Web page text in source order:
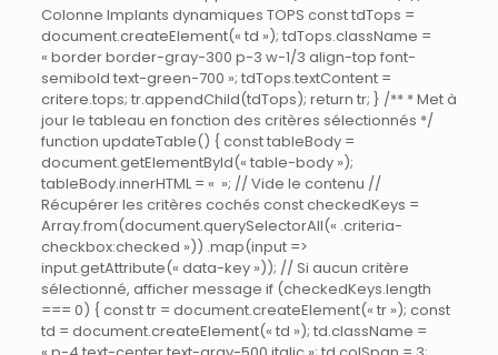
Colonne Implants dynamiques TOPS const tdTops =
document.createElement(« td »); tdTops.className =
« border border-gray-300 p-3 w-1/3 align-top font-
semibold text-green-700 »; tdTops.textContent =
critere.tops; tr.appendChild(tdTops); return tr; } /** * Met à
jour le tableau en fonction des critères sélectionnés */
function updateTable() { const tableBody =
document.getElementById(« table-body »);
tableBody.innerHTML = « »; // Vide le contenu //
Récupérer les critères cochés const checkedKeys =
Array.from(document.querySelectorAll(« .criteria-
checkbox:checked »)) .map(input =>
input.getAttribute(« data-key »)); // Si aucun critère
sélectionné, afficher message if (checkedKeys.length
=== 0) { const tr = document.createElement(« tr »); const
td = document.createElement(« td »); td.className =